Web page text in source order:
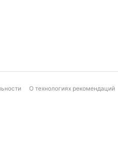
О технологиях рекомендаций